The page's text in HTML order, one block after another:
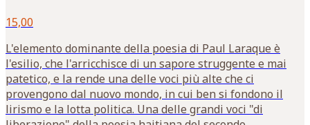
15,00
L'elemento dominante della poesia di Paul Laraque è
l'esilio, che l'arricchisce di un sapore struggente e mai
patetico, e la rende una delle voci più alte che ci
provengono dal nuovo mondo, in cui ben si fondono il
lirismo e la lotta politica. Una delle grandi voci "di